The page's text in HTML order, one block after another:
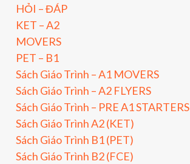
HỎI – ĐÁP
KET – A2
MOVERS
PET – B1
Sách Giáo Trình – A1 MOVERS
Sách Giáo Trình – A2 FLYERS
Sách Giáo Trình – PRE A1 STARTERS
Sách Giáo Trình A2 (KET)
Sách Giáo Trình B1 (PET)
Sách Giáo Trình B2 (FCE)